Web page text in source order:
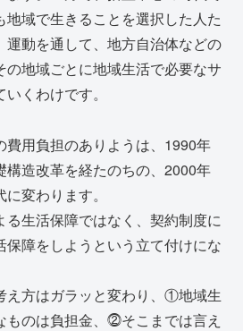
地域で生きることを選択した人た
運動を通して、地方自治体などの
の地域ごとに地域生活で必要なサ
くわけです。
費用負担のありようは、1990年
構造改革を経たのちの、2000年
変わります。
る生活保障ではなく、契約制度に
保障をしようという立て付けにな
え方はガラッと変わり、①地域生
ものは負担金、⓶そこまでは言え